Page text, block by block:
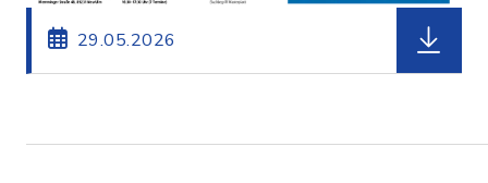
29.05.2026